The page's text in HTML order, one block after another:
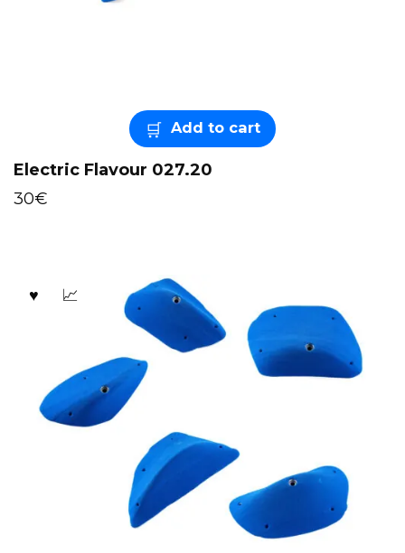
Add to cart
Electric Flavour 027.20
30€